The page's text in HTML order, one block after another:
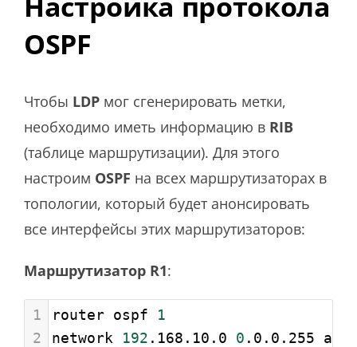
OSPF
Чтобы LDP мог сгенерировать метки,
необходимо иметь информацию в RIB
(таблице маршрутизации). Для этого
настроим OSPF на всех маршрутизаторах в
топологии, который будет анонсировать
все интерфейсы этих маршрутизаторов:
Маршрутизатор R1:
1 router ospf 1
2
network 192 .168.10.0 0 .0.0.255